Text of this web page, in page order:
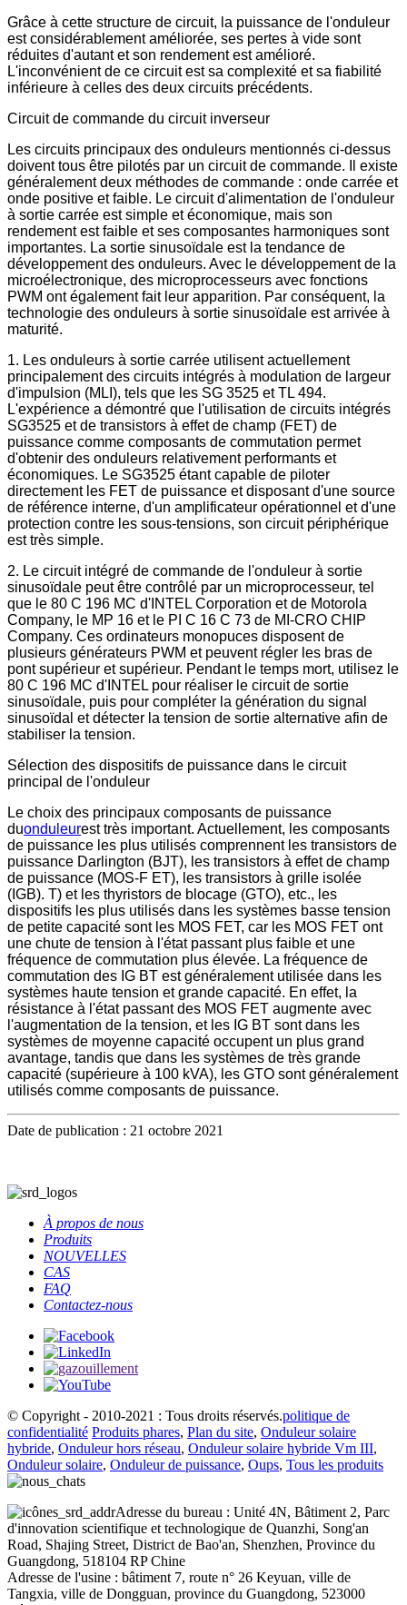
Grâce à cette structure de circuit, la puissance de l'onduleur
est considérablement améliorée, ses pertes à vide sont
réduites d'autant et son rendement est amélioré.
L'inconvénient de ce circuit est sa complexité et sa fiabilité
inférieure à celles des deux circuits précédents.
Circuit de commande du circuit inverseur
Les circuits principaux des onduleurs mentionnés ci-dessus
doivent tous être pilotés par un circuit de commande. Il existe
généralement deux méthodes de commande : onde carrée et
onde positive et faible. Le circuit d'alimentation de l'onduleur
à sortie carrée est simple et économique, mais son
rendement est faible et ses composantes harmoniques sont
importantes. La sortie sinusoïdale est la tendance de
développement des onduleurs. Avec le développement de la
microélectronique, des microprocesseurs avec fonctions
PWM ont également fait leur apparition. Par conséquent, la
technologie des onduleurs à sortie sinusoïdale est arrivée à
maturité.
1. Les onduleurs à sortie carrée utilisent actuellement
principalement des circuits intégrés à modulation de largeur
d'impulsion (MLI), tels que les SG 3525 et TL 494.
L'expérience a démontré que l'utilisation de circuits intégrés
SG3525 et de transistors à effet de champ (FET) de
puissance comme composants de commutation permet
d'obtenir des onduleurs relativement performants et
économiques. Le SG3525 étant capable de piloter
directement les FET de puissance et disposant d'une source
de référence interne, d'un amplificateur opérationnel et d'une
protection contre les sous-tensions, son circuit périphérique
est très simple.
2. Le circuit intégré de commande de l'onduleur à sortie
sinusoïdale peut être contrôlé par un microprocesseur, tel
que le 80 C 196 MC d'INTEL Corporation et de Motorola
Company, le MP 16 et le PI C 16 C 73 de MI-CRO CHIP
Company. Ces ordinateurs monopuces disposent de
plusieurs générateurs PWM et peuvent régler les bras de
pont supérieur et supérieur. Pendant le temps mort, utilisez le
80 C 196 MC d'INTEL pour réaliser le circuit de sortie
sinusoïdale, puis pour compléter la génération du signal
sinusoïdal et détecter la tension de sortie alternative afin de
stabiliser la tension.
Sélection des dispositifs de puissance dans le circuit
principal de l'onduleur
Le choix des principaux composants de puissance
duonduleurest très important. Actuellement, les composants
de puissance les plus utilisés comprennent les transistors de
puissance Darlington (BJT), les transistors à effet de champ
de puissance (MOS-F ET), les transistors à grille isolée
(IGB). T) et les thyristors de blocage (GTO), etc., les
dispositifs les plus utilisés dans les systèmes basse tension
de petite capacité sont les MOS FET, car les MOS FET ont
une chute de tension à l'état passant plus faible et une
fréquence de commutation plus élevée. La fréquence de
commutation des IG BT est généralement utilisée dans les
systèmes haute tension et grande capacité. En effet, la
résistance à l'état passant des MOS FET augmente avec
l'augmentation de la tension, et les IG BT sont dans les
systèmes de moyenne capacité occupent un plus grand
avantage, tandis que dans les systèmes de très grande
capacité (supérieure à 100 kVA), les GTO sont généralement
utilisés comme composants de puissance.
Date de publication : 21 octobre 2021
À propos de nous
Produits
NOUVELLES
CAS
FAQ
Contactez-nous
© Copyright - 2010-2021 : Tous droits réservés.politique de
confidentialité Produits phares, Plan du site, Onduleur solaire
hybride, Onduleur hors réseau, Onduleur solaire hybride Vm III,
Onduleur solaire, Onduleur de puissance, Oups, Tous les produits
Adresse du bureau : Unité 4N, Bâtiment 2, Parc
d'innovation scientifique et technologique de Quanzhi, Song'an
Road, Shajing Street, District de Bao'an, Shenzhen, Province du
Guangdong, 518104 RP Chine
Adresse de l'usine : bâtiment 7, route n° 26 Keyuan, ville de
Tangxia, ville de Dongguan, province du Guangdong, 523000